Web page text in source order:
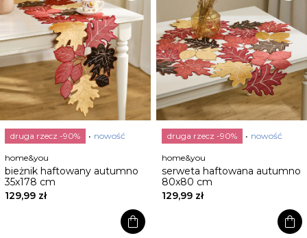
druga rzecz -90% nowość
home&you
bieżnik haftowany autumno
35x178 cm
129,99 zł
shopping_bag
druga rzecz -90% nowość
home&you
serweta haftowana autumno
80x80 cm
129,99 zł
shopping_bag